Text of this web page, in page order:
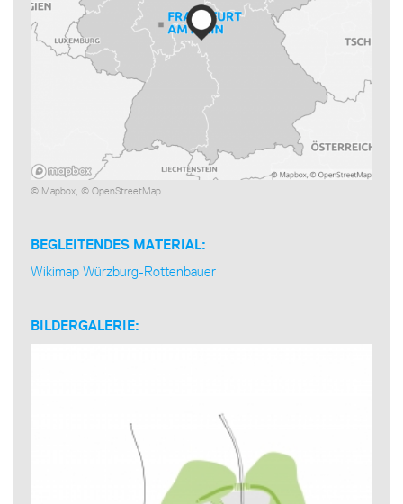
© Mapbox, ©OpenStreetMap
BEGLEITENDES MATERIAL:
Wikimap Würzburg-Rottenbauer
BILDERGALERIE: